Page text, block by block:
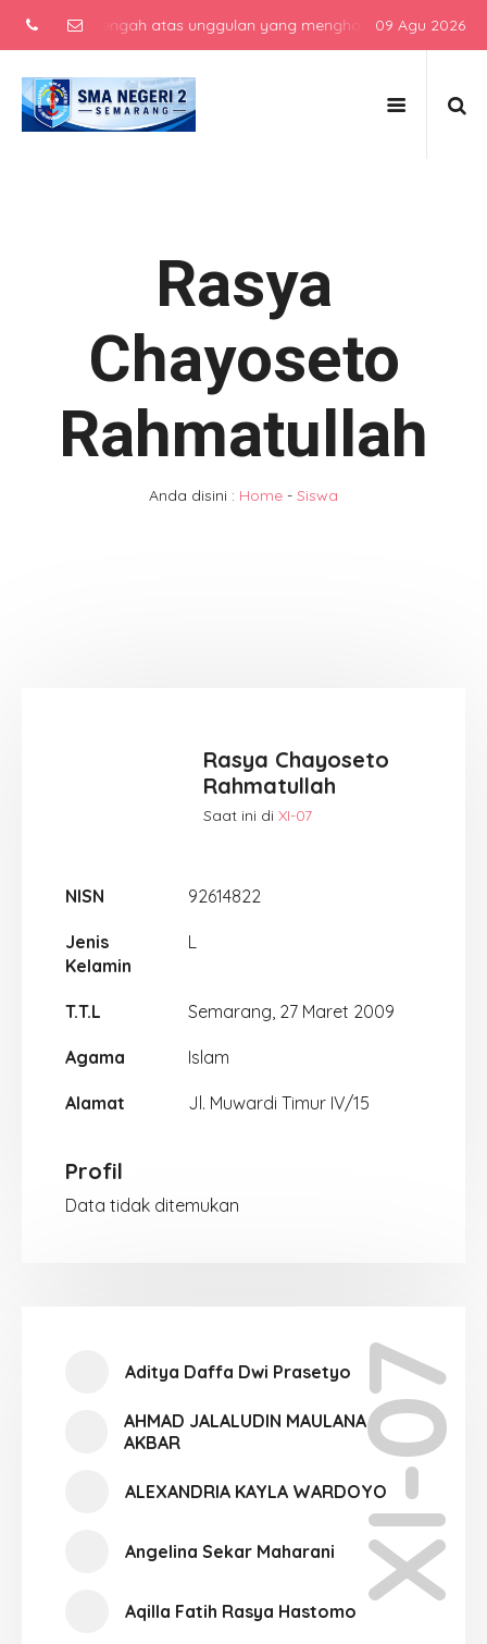
menengah atas unggulan yang menghasilkan lulusan
09 Agu 2026
Rasya
Chayoseto
Rahmatullah
Anda disini : Home - Siswa
Rasya Chayoseto
Rahmatullah
Saat ini diXI-07
NISN 92614822
Jenis
Kelamin
L
T.T.L Semarang, 27 Maret 2009
Agama Islam
Alamat Jl. Muwardi Timur IV/15
Profil
Data tidak ditemukan
XI-07
Aditya Daffa Dwi Prasetyo
AHMAD JALALUDIN MAULANA
AKBAR
ALEXANDRIA KAYLA WARDOYO
Angelina Sekar Maharani
Aqilla Fatih Rasya Hastomo